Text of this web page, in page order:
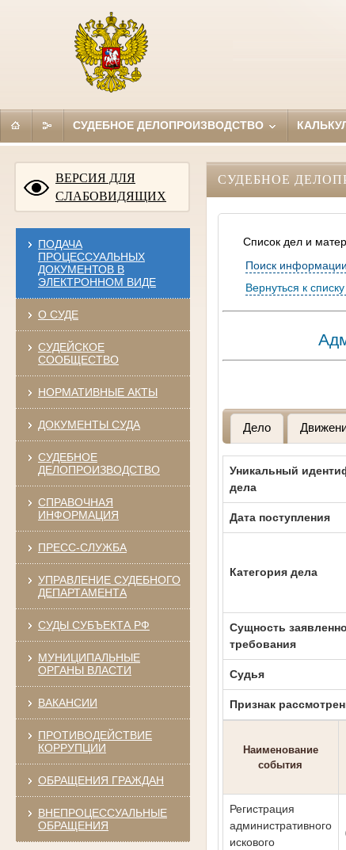
СУДЕБНОЕ ДЕЛОПРОИЗВОДСТВО
ВЕРСИЯ ДЛЯ
СЛАБОВИДЯЩИХ
ПОДАЧА
ПРОЦЕССУАЛЬНЫХ
ДОКУМЕНТОВ В
ЭЛЕКТРОННОМ ВИДЕ
О СУДЕ
СУДЕЙСКОЕ
СООБЩЕСТВО
НОРМАТИВНЫЕ АКТЫ
ДОКУМЕНТЫ СУДА
СУДЕБНОЕ
ДЕЛОПРОИЗВОДСТВО
СПРАВОЧНАЯ
ИНФОРМАЦИЯ
ПРЕСС-СЛУЖБА
УПРАВЛЕНИЕ СУДЕБНОГО
ДЕПАРТАМЕНТА
СУДЫ СУБЪЕКТА РФ
МУНИЦИПАЛЬНЫЕ
ОРГАНЫ ВЛАСТИ
ВАКАНСИИ
ПРОТИВОДЕЙСТВИЕ
КОРРУПЦИИ
ОБРАЩЕНИЯ ГРАЖДАН
ВНЕПРОЦЕССУАЛЬНЫЕ
ОБРАЩЕНИЯ
СУДЕБНОЕ
Список дел и
Поиск
Вернуться к
Дело
Уникальный
дела
Дата поступления
Категория дела
Сущность
требования
Судья
Признак
Наименование
события
Регистрация
административного
искового